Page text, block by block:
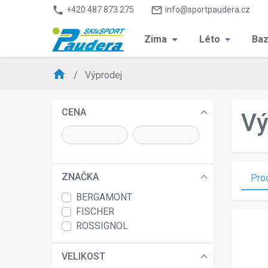
phone +420 487 873 275 mail_outline info@sportpaudera.cz
Zima Léto
home Výprodej
CENA
ZNAČKA
BERGAMONT
FISCHER
ROSSIGNOL
VELIKOST